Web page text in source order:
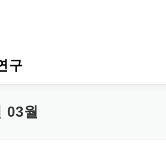
구
03월